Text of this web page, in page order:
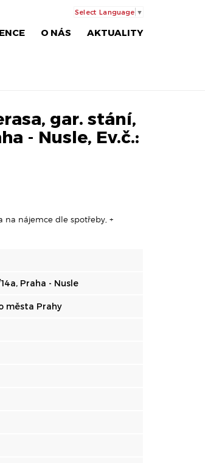
O NÁS AKTUALITY
Select Language ▼
gar. stání,
- Nusle, Ev.č.:
na nájemce dle spotřeby, +
Praha - Nusle
města Prahy